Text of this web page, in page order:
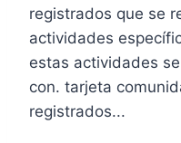
registrados que se
actividades
estas actividades
con. tarjeta
registrados...